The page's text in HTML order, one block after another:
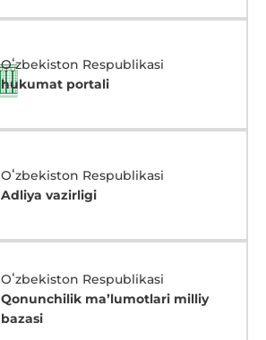
Oʻzbekiston Respublikasi
hukumat portali
Oʻzbekiston Respublikasi
Adliya vazirligi
Oʻzbekiston Respublikasi
Qonunchilik maʼlumotlari milliy
bazasi